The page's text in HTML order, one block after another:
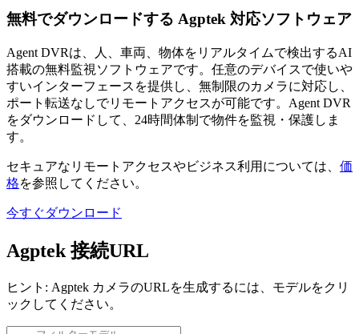
無料でダウンロードする Agptek 対応ソフトウェア
Agent DVRは、人、車両、物体をリアルタイムで検出するAI
搭載の無料監視ソフトウェアです。任意のデバイスで使いや
すいインターフェースを提供し、無制限のカメラに対応し、
ポート転送なしでリモートアクセスが可能です。Agent DVR
をダウンロードして、24時間体制で物件を監視・保護しま
す。
セキュアなリモートアクセスやビジネス利用については、 価
格を参照してください。
今すぐダウンロード
Agptek 接続URL
ヒント: Agptek カメラのURLを生成するには、モデルをクリ
ックしてください。